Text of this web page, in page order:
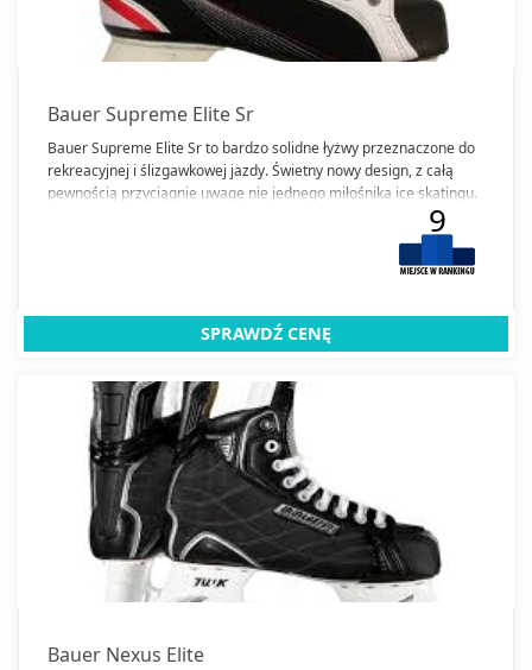
Bauer Supreme Elite Sr
Bauer Supreme Elite Sr to bardzo solidne łyżwy przeznaczone do
rekreacyjnej i ślizgawkowej jazdy. Świetny nowy design, z całą
pewnością przyciągnie uwagę nie jednego miłośnika ice skatingu.
9
SPRAWDŹ CENĘ
Bauer Nexus Elite